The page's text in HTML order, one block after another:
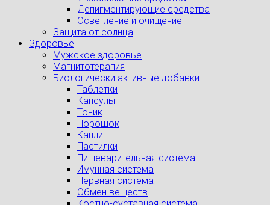
Депигментирующие средства
Осветление и очищение
Защита от солнца
Здоровье
Мужское здоровье
Магнитотерапия
Биологически активные добавки
Таблетки
Капсулы
Тоник
Порошок
Капли
Пастилки
Пищеварительная система
Имунная система
Нервная система
Обмен веществ